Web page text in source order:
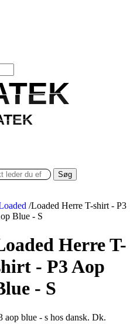
Søg
/Loaded Herre T-shirt - P3
Blue - S
Herre T-
- P3 Aop
- S
aop blue - s hos dansk. Dk.